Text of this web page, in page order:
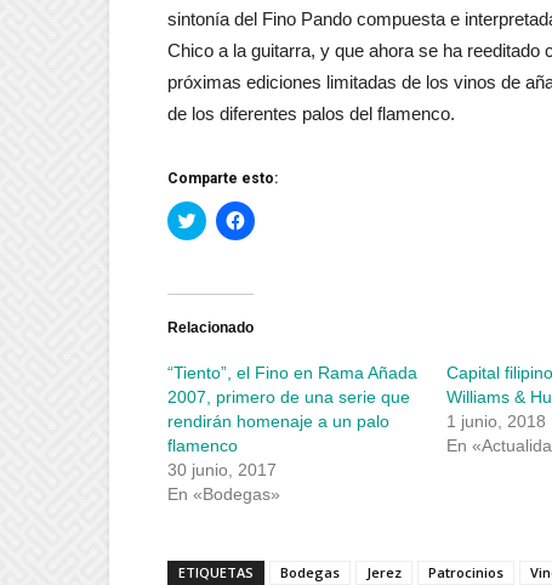
sintonía del Fino Pando compuesta e
Chico a la guitarra, y que ahora se ha
próximas ediciones limitadas de los vinos de
de los diferentes palos del flamenco.
Comparte esto:
Haz
clic
Twitter
abre
ventana
nueva)
Haz
clic
Facebook
abre
ventana
nueva)
Relacionado
“Tiento”, el Fino en Rama Añada
2007, primero de una serie que
rendirán homenaje a un palo
flamenco
30 junio, 2017
En «Bodegas»
Capital
Williams &
1 junio, 2018
En
ETIQUETAS Bodegas Jerez Patrocinios